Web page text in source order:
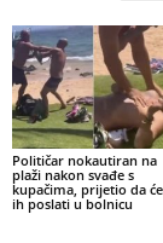
Političar nokautiran na
plaži nakon svađe s
kupačima, prijetio da će
ih poslati u bolnicu